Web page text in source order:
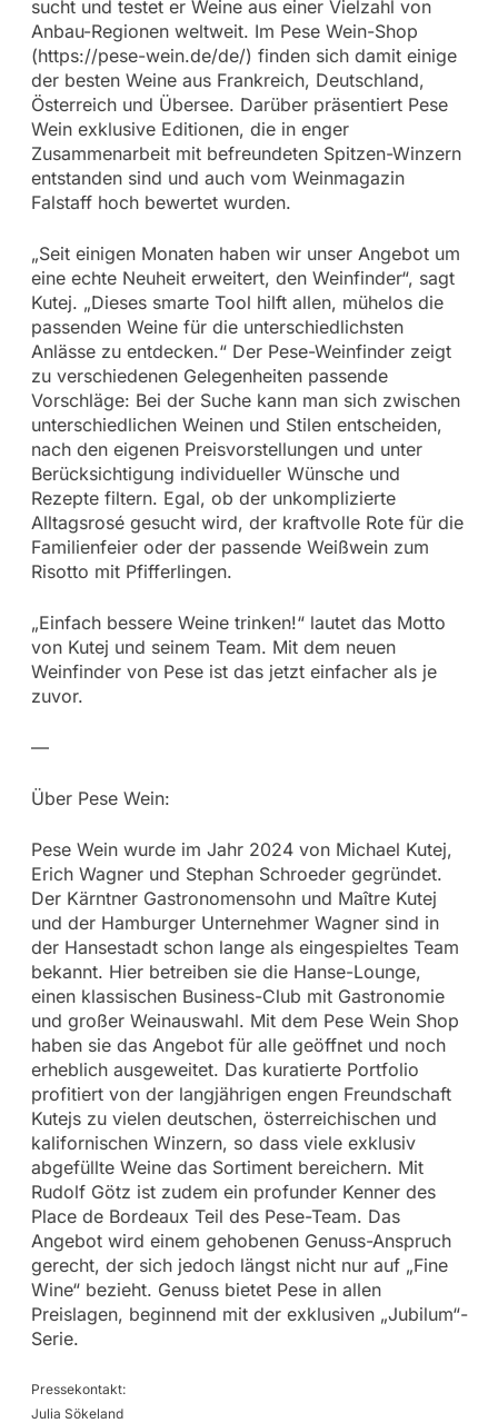
sucht und testet er Weine aus einer Vielzahl von
Anbau-Regionen weltweit. Im Pese Wein-Shop
(https://pese-wein.de/de/) finden sich damit einige
der besten Weine aus Frankreich, Deutschland,
Österreich und Übersee. Darüber präsentiert Pese
Wein exklusive Editionen, die in enger
Zusammenarbeit mit befreundeten Spitzen-Winzern
entstanden sind und auch vom Weinmagazin
Falstaff hoch bewertet wurden.
„Seit einigen Monaten haben wir unser Angebot um
eine echte Neuheit erweitert, den Weinfinder“, sagt
Kutej. „Dieses smarte Tool hilft allen, mühelos die
passenden Weine für die unterschiedlichsten
Anlässe zu entdecken.“ Der Pese-Weinfinder zeigt
zu verschiedenen Gelegenheiten passende
Vorschläge: Bei der Suche kann man sich zwischen
unterschiedlichen Weinen und Stilen entscheiden,
nach den eigenen Preisvorstellungen und unter
Berücksichtigung individueller Wünsche und
Rezepte filtern. Egal, ob der unkomplizierte
Alltagsrosé gesucht wird, der kraftvolle Rote für die
Familienfeier oder der passende Weißwein zum
Risotto mit Pfifferlingen.
„Einfach bessere Weine trinken!“ lautet das Motto
von Kutej und seinem Team. Mit dem neuen
Weinfinder von Pese ist das jetzt einfacher als je
zuvor.
—
Über Pese Wein:
Pese Wein wurde im Jahr 2024 von Michael Kutej,
Erich Wagner und Stephan Schroeder gegründet.
Der Kärntner Gastronomensohn und Maître Kutej
und der Hamburger Unternehmer Wagner sind in
der Hansestadt schon lange als eingespieltes Team
bekannt. Hier betreiben sie die Hanse-Lounge,
einen klassischen Business-Club mit Gastronomie
und großer Weinauswahl. Mit dem Pese Wein Shop
haben sie das Angebot für alle geöffnet und noch
erheblich ausgeweitet. Das kuratierte Portfolio
profitiert von der langjährigen engen Freundschaft
Kutejs zu vielen deutschen, österreichischen und
kalifornischen Winzern, so dass viele exklusiv
abgefüllte Weine das Sortiment bereichern. Mit
Rudolf Götz ist zudem ein profunder Kenner des
Place de Bordeaux Teil des Pese-Team. Das
Angebot wird einem gehobenen Genuss-Anspruch
gerecht, der sich jedoch längst nicht nur auf „Fine
Wine“ bezieht. Genuss bietet Pese in allen
Preislagen, beginnend mit der exklusiven „Jubilum“-
Serie.
Pressekontakt:
Julia Sökeland